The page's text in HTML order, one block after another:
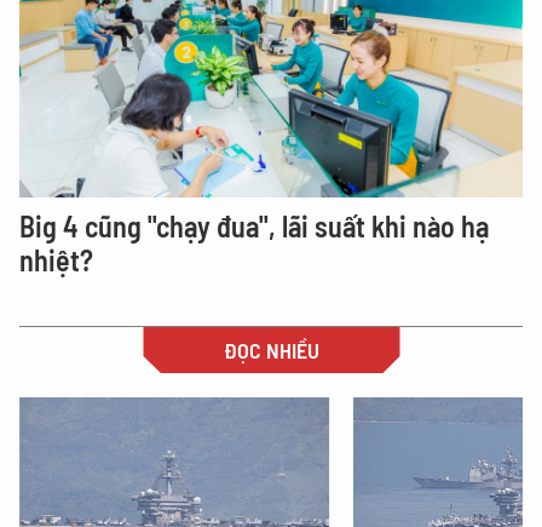
Big 4 cũng "chạy đua", lãi suất khi nào hạ
nhiệt?
ĐỌC NHIỀU